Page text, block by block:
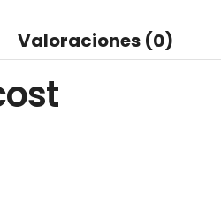
Valoraciones (0)